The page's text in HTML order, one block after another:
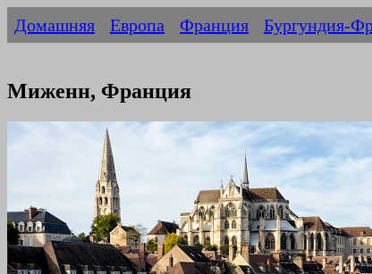
Домашняя Европа Франция Бургундия-
Миженн, Франция